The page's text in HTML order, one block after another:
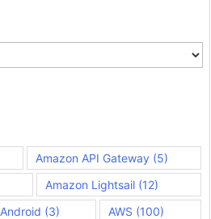
Amazon API Gateway (5)
Amazon Lightsail (12)
Android (3) AWS (100)